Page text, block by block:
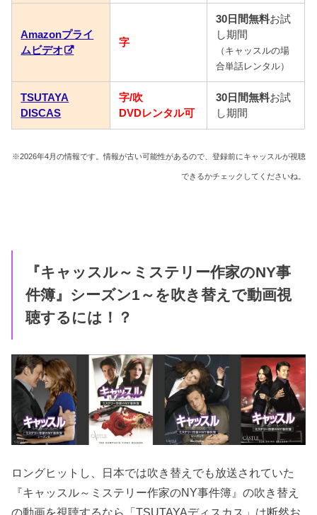
Amazonプライ
ムビデオ
字
30日間無料お試
し期間
（キャッスルの場
合単話レンタル）
TSUTAYA
DISCAS
字/吹
DVDレンタル可
30日間無料お試
し期間
※2026年4月の情報です。情報が古い可能性があるので、登録前にキャッスルが視聴
できるかチェックしてくださいね。
『キャッスル～ミステリー作家のNY事
件簿』シーズン1～を吹き替えで動画視
聴するには！？
ロングヒットし、日本では吹き替えでも放送されていた
『キャッスル～ミステリー作家のNY事件簿』の吹き替え
の動画を視聴するなら「TSUTAYAディスカス」は断然お